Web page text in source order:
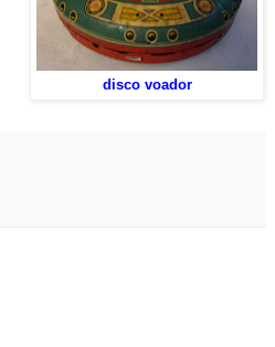
disco voador